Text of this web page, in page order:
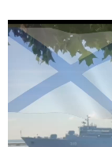
Видеоплеер